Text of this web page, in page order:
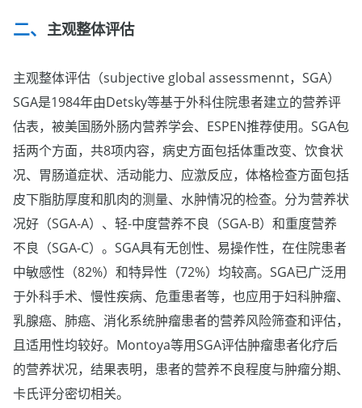
主观整体评估
主观整体评估（subjective global assessmennt，SGA）
SGA是1984年由Detsky等基于外科住院患者建立的营养评
估表，被美国肠外肠内营养学会、ESPEN推荐使用。SGA包
括两个方面，共8项内容，病史方面包括体重改变、饮食状
况、胃肠道症状、活动能力、应激反应，体格检查方面包括
皮下脂肪厚度和肌肉的测量、水肿情况的检查。分为营养状
况好（SGA-A）、轻-中度营养不良（SGA-B）和重度营养
不良（SGA-C）。SGA具有无创性、易操作性，在住院患者
中敏感性（82%）和特异性（72%）均较高。SGA已广泛用
于外科手术、慢性疾病、危重患者等，也应用于妇科肿瘤、
乳腺癌、肺癌、消化系统肿瘤患者的营养风险筛查和评估，
且适用性均较好。Montoya等用SGA评估肿瘤患者化疗后
的营养状况，结果表明，患者的营养不良程度与肿瘤分期、
卡氏评分密切相关。